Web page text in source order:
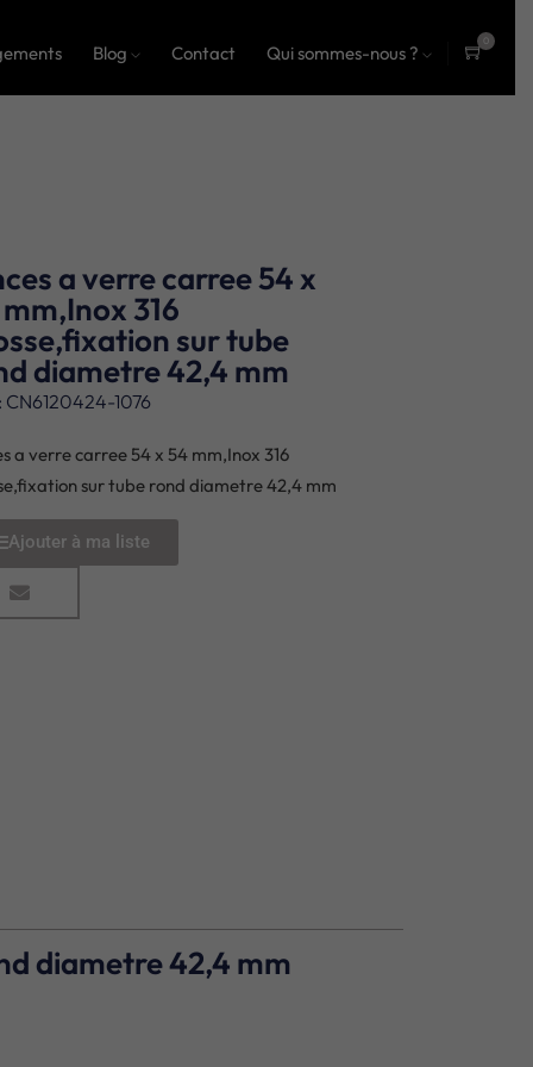
Blog Contact Qui sommes-nous ?
0
a verre carree 54 x
316
sur tube
diametre 42,4 mm
CN6120424-1076
a verre carree 54 x 54 mm,Inox 316
sur tube rond diametre 42,4 mm
Ajouter à ma liste
diametre 42,4 mm